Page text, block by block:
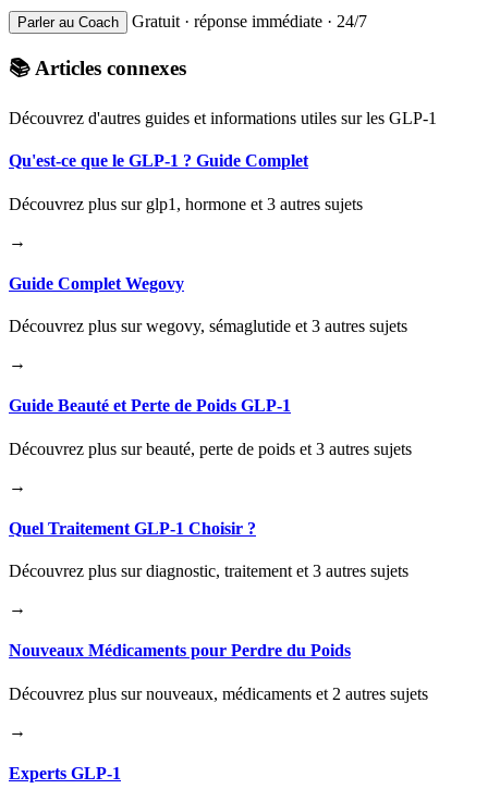
Parler au Coach Gratuit · réponse immédiate · 24/7
📚 Articles connexes
Découvrez d'autres guides et informations utiles sur les GLP-1
Qu'est-ce que le GLP-1 ? Guide Complet
Découvrez plus sur glp1, hormone et 3 autres sujets
→
Guide Complet Wegovy
Découvrez plus sur wegovy, sémaglutide et 3 autres sujets
→
Guide Beauté et Perte de Poids GLP-1
Découvrez plus sur beauté, perte de poids et 3 autres sujets
→
Quel Traitement GLP-1 Choisir ?
Découvrez plus sur diagnostic, traitement et 3 autres sujets
→
Nouveaux Médicaments pour Perdre du Poids
Découvrez plus sur nouveaux, médicaments et 2 autres sujets
→
Experts GLP-1